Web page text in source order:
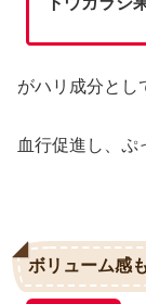
がハリ成分とし
血行促進し、ぷ
ボリューム感